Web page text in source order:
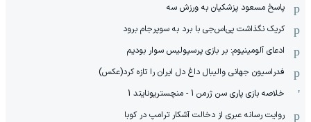
پاسخ مسعود پزشکیان به ورزش سه
کریک نگذاشت پی‌اس‌جی با برد به سوپرجام برود
ادعای آلومینیوم: بر بازی پرسپولیس سوار بودیم
فدراسیون جهانی والیبال داغ دل ایران را تازه کرد(عکس)
خلاصه بازی پاری سن ژرمن 1 - منچستریونایتد 1
روایت رسانه عبری از دخالت آشکار ترامپ در کوبا